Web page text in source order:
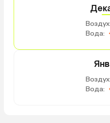
Воздух:
Вода:
Воздух:
Вода: